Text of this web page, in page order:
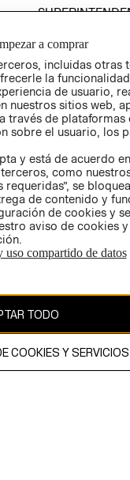
COMERCIO - SIC
PETICIONES
QUEJAS Y
RECLAMOS
a comprar
incluidas otras
la
de usuario,
nuestros sitios web,
través de plataformas
sobre el usuario, los
y está de acuerdo
como
se
de contenido y
de cookies y
aviso de cookies
compartido de datos
TODO
COOKIES Y SERVICIOS